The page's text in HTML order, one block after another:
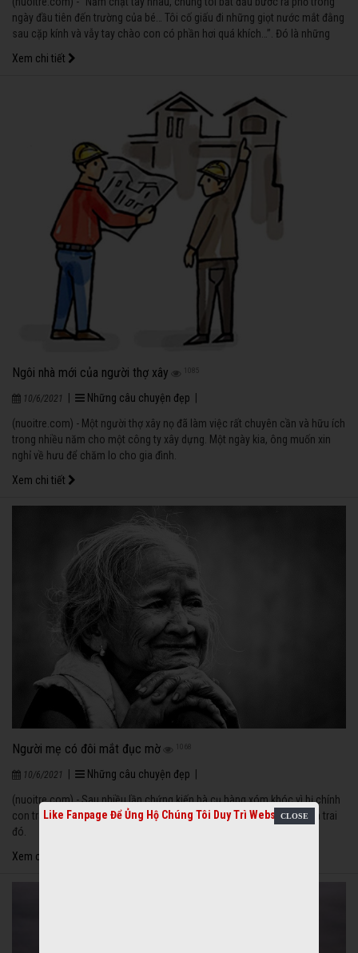
ngày đầu tiên đến trường của bé… Tôi cố giấu đi những giọt nước mắt đằng
sau cặp kính và vẫy tay chào con có phần hơi quá khích…”. Đó là những
chắn, nhiều bà mẹ cũng sẽ tìm thấy hình bóng của mình trong đó nhé!
Xem chi tiết
Ngôi nhà mới của người thợ xây 1085
10/6/2021 Những câu chuyện đẹp
(nuoitre.com) - Một người thợ xây nọ đã làm việc rất chuyên cần và hữu ích
trong nhiều năm cho một công ty xây dựng. Một ngày kia, ông muốn xin
nghỉ về hưu để chăm lo cho gia đình.
Xem chi tiết
Người mẹ có đôi mắt đục mờ 1068
10/6/2021 | Những câu chuyện đẹp |
(nuoitre.com) - Sau nhiều lần chứng kiến bà cụ hàng xóm khóc vì bị chính
con trai chửi bới thậm tệ, em quyết định sang nói chuyện với anh con trai
đó.
Xem chi tiết
Like Fanpage Để Ủng Hộ Chúng Tôi Duy Trì Website